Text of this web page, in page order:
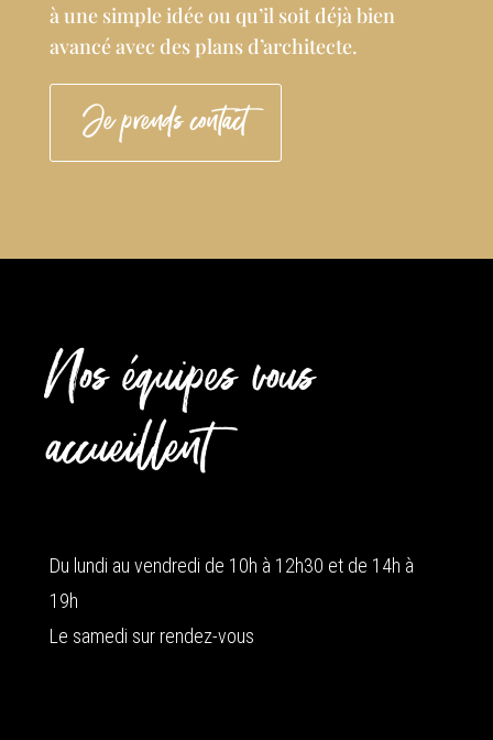
à une simple idée ou qu’il soit déjà bien
avancé avec des plans d’architecte.
Je prends contact
Nos équipes vous
accueillent
Du lundi au vendredi de 10h à 12h30 et de 14h à
19h
Le samedi sur rendez-vous